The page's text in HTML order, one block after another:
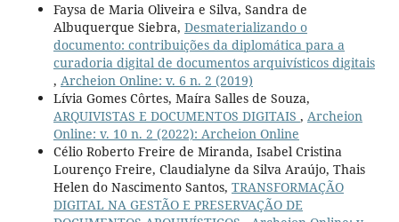
Faysa de Maria Oliveira e Silva, Sandra de
Albuquerque Siebra, Desmaterializando o
documento: contribuições da diplomática para a
curadoria digital de documentos arquivísticos digitais
, Archeion Online: v. 6 n. 2 (2019)
Lívia Gomes Côrtes, Maíra Salles de Souza,
ARQUIVISTAS E DOCUMENTOS DIGITAIS , Archeion
Online: v. 10 n. 2 (2022): Archeion Online
Célio Roberto Freire de Miranda, Isabel Cristina
Lourenço Freire, Claudialyne da Silva Araújo, Thais
Helen do Nascimento Santos, TRANSFORMAÇÃO
DIGITAL NA GESTÃO E PRESERVAÇÃO DE